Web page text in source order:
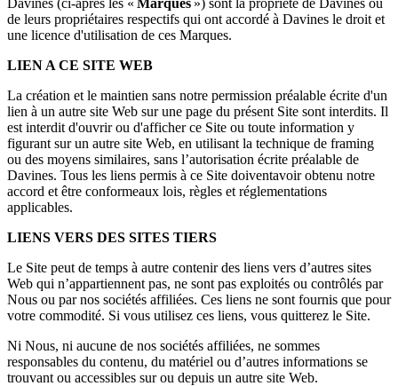
de leurs propriétaires respectifs qui ont accordé à Davines le droit et
une licence d'utilisation de ces Marques.
LIEN A CE SITE WEB
La création et le maintien sans notre permission préalable écrite d'un
lien à un autre site Web sur une page du présent Site sont interdits. Il
est interdit d'ouvrir ou d'afficher ce Site ou toute information y
figurant sur un autre site Web, en utilisant la technique de framing
ou des moyens similaires, sans l’autorisation écrite préalable de
Davines. Tous les liens permis à ce Site doiventavoir obtenu notre
accord et être conformeaux lois, règles et réglementations
applicables.
LIENS VERS DES SITES TIERS
Le Site peut de temps à autre contenir des liens vers d’autres sites
Web qui n’appartiennent pas, ne sont pas exploités ou contrôlés par
Nous ou par nos sociétés affiliées. Ces liens ne sont fournis que pour
votre commodité. Si vous utilisez ces liens, vous quitterez le Site.
Ni Nous, ni aucune de nos sociétés affiliées, ne sommes
responsables du contenu, du matériel ou d’autres informations se
trouvant ou accessibles sur ou depuis un autre site Web.